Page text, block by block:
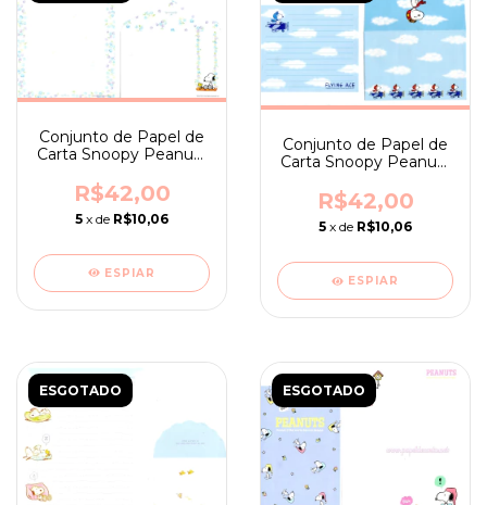
Conjunto de Papel de
Carta Snoopy Peanuts
R$42,00
5 x de R$10,06
ESPIAR
Conjunto de Papel de
Carta Snoopy Peanuts
Ace
R$42,00
5 x de R$10,06
ESPIAR
ESGOTADO ESGOTADO